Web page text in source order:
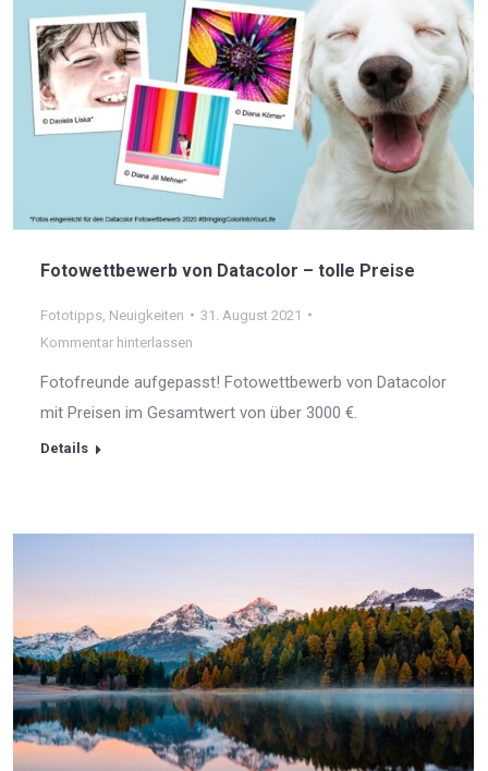
Fotowettbewerb von Datacolor – tolle Preise
Fototipps Neuigkeiten
31. August 2021
Kommentar hinterlassen
Fotofreunde aufgepasst! Fotowettbewerb von Datacolor
mit Preisen im Gesamtwert von über 3000 €.
Details